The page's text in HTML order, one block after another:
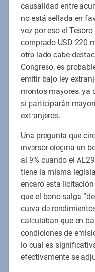
causalidad entre
no está sellada en
vez por eso el
comprado USD 220
otro lado cabe
Congreso, es
emitir bajo ley
montos mayores, ya
si participarán
extranjeros.
Una pregunta que
inversor elegiría un
al 9% cuando el
tiene la misma
encaró esta
que el bono salga
curva de
calculaban que en
condiciones de
lo cual es
efectivamente se